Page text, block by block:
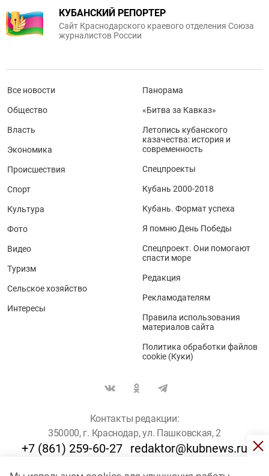
КУБАНСКИЙ РЕПОРТЕР
Сайт Краснодарского краевого отделения Союза
журналистов России
Все новости
Общество
Власть
Экономика
Происшествия
Спорт
Культура
Фото
Видео
Туризм
Сельское хозяйство
Интересы
Панорама
«Битва за Кавказ»
Летопись кубанского
казачества: история и
современность
Спецпроекты
Кубань 2000-2018
Кубань. Формат успеха
Я помню День Победы
Спецпроект. Они помогают
спасти море
Редакция
Рекламодателям
Правила использования
материалов сайта
Политика обработки файлов
cookie (Куки)
Контакты редакции:
350000, г. Краснодар, ул. Пашковская, 2
+7 (861) 259-60-27 redaktor@kubnews.ru